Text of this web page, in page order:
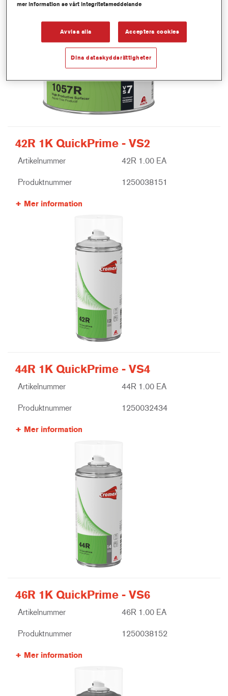
42R 1K QuickPrime - VS2
Artikelnummer 42R 1.00 EA
Produktnummer 1250038151
Mer information
44R 1K QuickPrime - VS4
Artikelnummer 44R 1.00 EA
Produktnummer 1250032434
Mer information
46R 1K QuickPrime - VS6
Artikelnummer 46R 1.00 EA
Produktnummer 1250038152
Mer information
mer information se vårt integritetsmeddelande
Avvisa alla Acceptera cookies
Dina dataskyddsrättigheter